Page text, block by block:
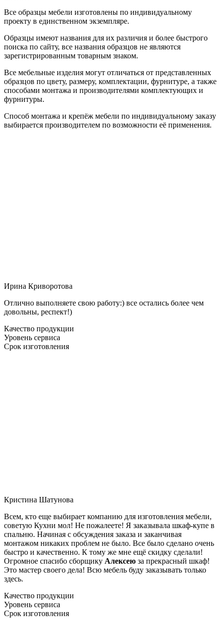
Все образцы мебели изготовлены по индивидуальному
проекту в единственном экземпляре.
Образцы имеют названия для их различия и более быстрого
поиска по сайту, все названия образцов не являются
зарегистрированным товарным знаком.
Все мебельные изделия могут отличаться от представленных
образцов по цвету, размеру, комплектации, фурнитуре, а также
способами монтажа и производителями комплектующих и
фурнитуры.
Способ монтажа и крепёж мебели по индивидуальному заказу
выбирается производителем по возможности её применения.
Ирина Криворотова
Отлично выполняете свою работу:) все остались более чем
довольны, респект!)
Качество продукции
Уровень сервиса
Срок изготовления
Кристина Шатунова
Всем, кто еще выбирает компанию для изготовления мебели,
советую Кухни мол! Не пожалеете! Я заказывала шкаф-купе в
спальню. Начиная с обсуждения заказа и заканчивая
монтажом никаких проблем не было. Все было сделано очень
быстро и качественно. К тому же мне ещё скидку сделали!
Огромное спасибо сборщику Алексею за прекрасный шкаф!
Это мастер своего дела! Всю мебель буду заказывать только
здесь.
Качество продукции
Уровень сервиса
Срок изготовления